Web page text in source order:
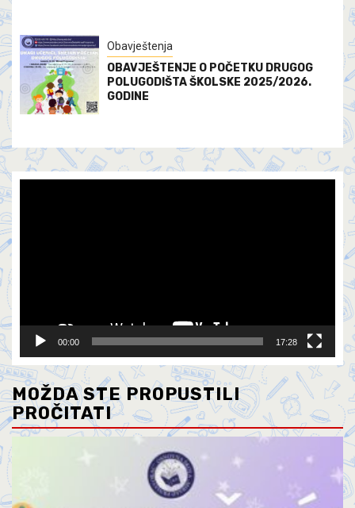
Obavještenja
OBAVJEŠTENJE O POČETKU DRUGOG
POLUGODIŠTA ŠKOLSKE 2025/2026.
GODINE
00:00 17:28
MOŽDA STE PROPUSTILI
PROČITATI